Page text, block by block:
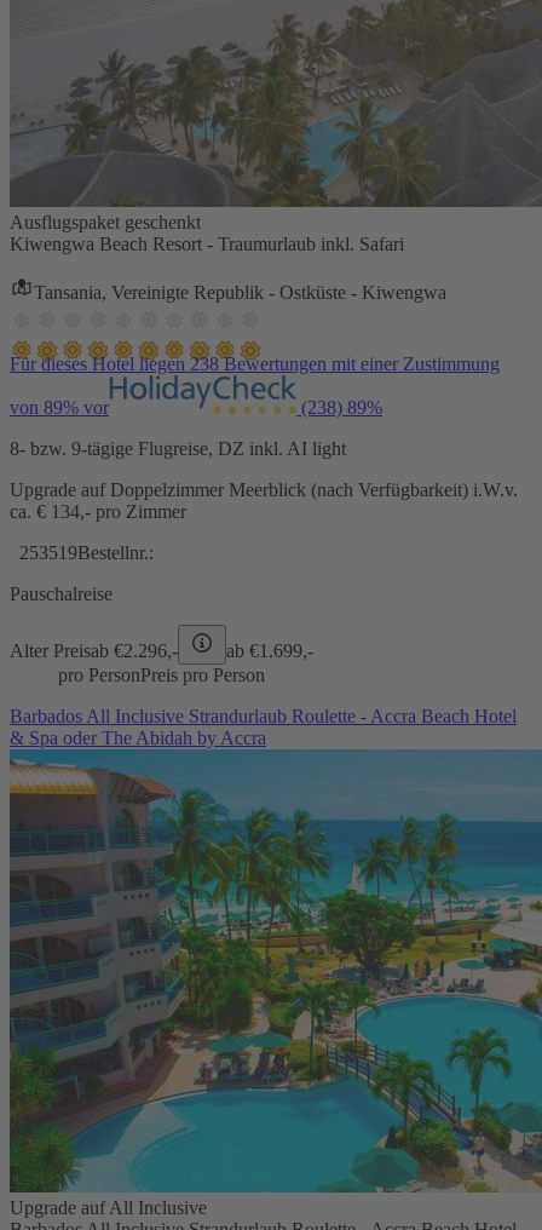
Ausflugspaket geschenkt
Kiwengwa Beach Resort - Traumurlaub inkl. Safari
Tansania, Vereinigte Republik - Ostküste - Kiwengwa
Für dieses Hotel liegen 238 Bewertungen mit einer Zustimmung
von 89% vor (238) 89%
8- bzw. 9-tägige Flugreise, DZ inkl. AI light
Upgrade auf Doppelzimmer Meerblick (nach Verfügbarkeit) i.W.v.
ca. € 134,- pro Zimmer
253519Bestellnr.:
Pauschalreise
Alter Preisab €2.296,- ab €1.699,-
pro PersonPreis pro Person
Barbados All Inclusive Strandurlaub Roulette - Accra Beach Hotel
& Spa oder The Abidah by Accra
Upgrade auf All Inclusive